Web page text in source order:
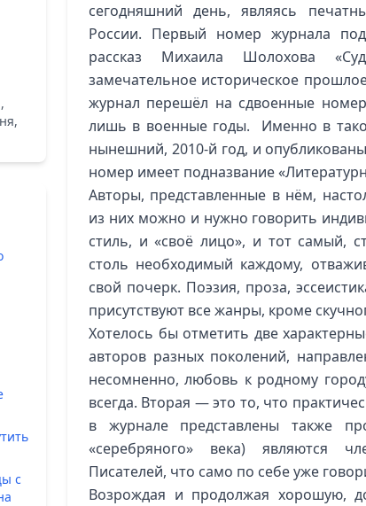
с
сегодняшний день, являясь
России. Первый номер журнала
рассказ Михаила Шолохова
замечательное историческое
журнал перешёл на сдвоенные
лишь в военные годы. Именно в
нынешний, 2010-й год, и
номер имеет подназвание
Авторы, представленные в нём,
из них можно и нужно говорить
стиль, и «своё лицо», и тот самый,
столь необходимый каждому,
свой почерк. Поэзия, проза,
присутствуют все жанры, кроме
Хотелось бы отметить две
авторов разных поколений,
несомненно, любовь к родному
всегда. Вторая — это то, что
в журнале представлены также
«серебряного» века) являются
Писателей, что само по себе уже
Возрождая и продолжая хорошую,